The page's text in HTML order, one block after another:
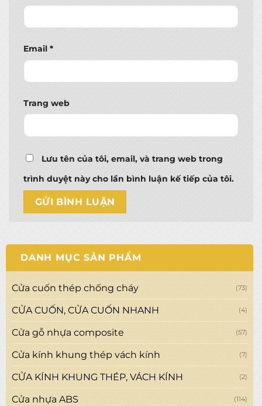
Email*
Trang web
Lưu tên của tôi, email, và trang web trong
trình duyệt này cho lần bình luận kế tiếp của tôi.
DANH MỤC SẢN PHẨM
Cửa cuốn thép chống cháy (73)
CỬA CUỐN, CỬA CUỐN NHANH (4)
Cửa gỗ nhựa composite (57)
Cửa kính khung thép vách kính (7)
CỬA KÍNH KHUNG THÉP, VÁCH KÍNH (2)
Cửa nhựa ABS (114)